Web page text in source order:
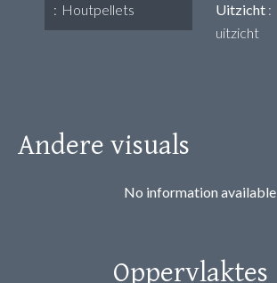
Houtpellets
Uitzicht
uitzicht
Andere visuals
No information available
Oppervlaktes